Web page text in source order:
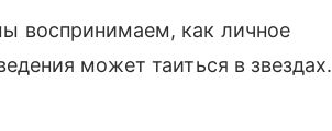
воспринимаем, как личное
может таиться в звездах.